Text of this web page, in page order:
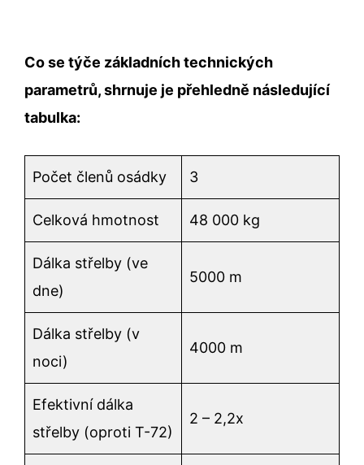
Co se týče základních technických
parametrů, shrnuje je přehledně následující
tabulka:
Počet členů osádky 3
Celková hmotnost 48 000 kg
Dálka střelby (ve
dne)
5000 m
Dálka střelby (v
noci)
4000 m
Efektivní dálka
střelby (oproti T-72)
2 – 2,2x